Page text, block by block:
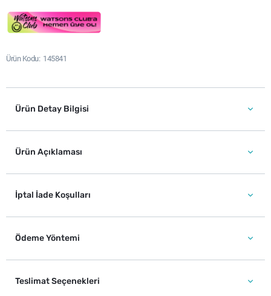
Ürün Kodu 145841
Ürün Detay Bilgisi
Ürün Açıklaması
İptal İade Koşulları
Ödeme Yöntemi
Teslimat Seçenekleri